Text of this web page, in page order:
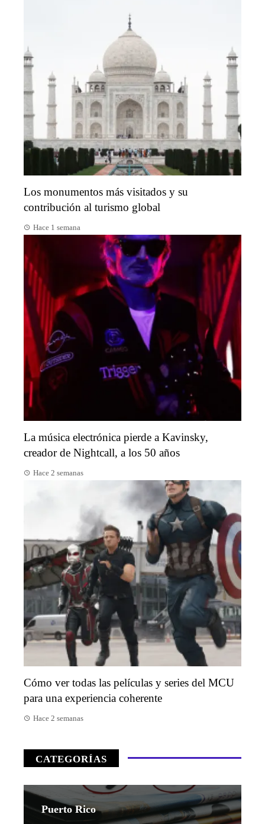
Los monumentos más visitados y su
contribución al turismo global
Hace 1 semana
La música electrónica pierde a Kavinsky,
creador de Nightcall, a los 50 años
Hace 2 semanas
Cómo ver todas las películas y series del MCU
para una experiencia coherente
Hace 2 semanas
CATEGORÍAS
Puerto Rico